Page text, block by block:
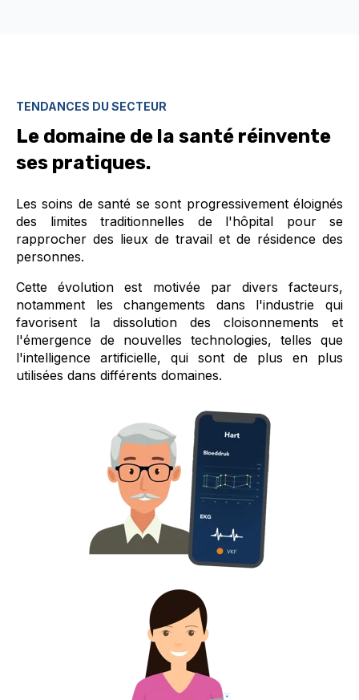
TENDANCES DU SECTEUR
Le domaine de la santé réinvente
ses pratiques.
Les soins de santé se sont progressivement éloignés
des limites traditionnelles de l'hôpital pour se
rapprocher des lieux de travail et de résidence des
personnes.
Cette évolution est motivée par divers facteurs,
notamment les changements dans l'industrie qui
favorisent la dissolution des cloisonnements et
l'émergence de nouvelles technologies, telles que
l'intelligence artificielle, qui sont de plus en plus
utilisées dans différents domaines.